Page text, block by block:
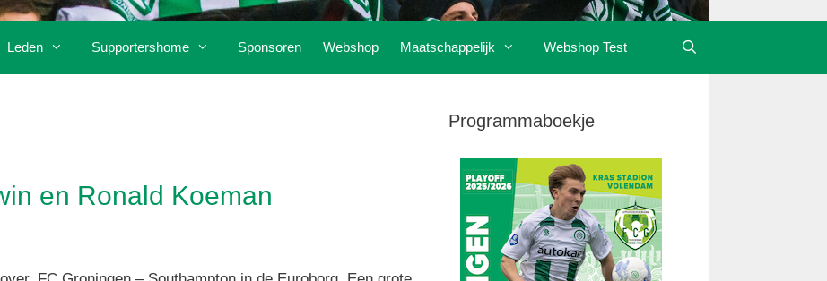
Leden Supportershome Sponsoren Webshop Maatschappelijk Webshop Test
en Ronald Koeman
Programmaboekje